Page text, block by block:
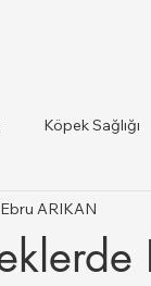
Köpek Sağlığı
Türkiye il ilce
ARIKAN